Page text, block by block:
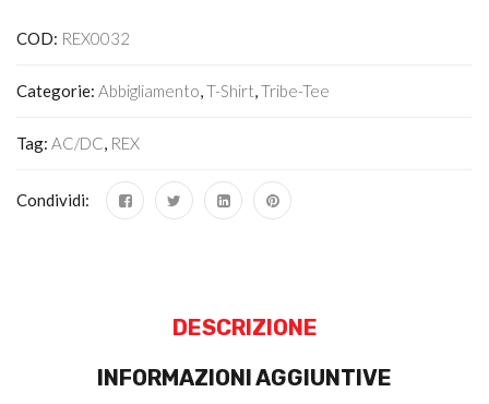
COD: REX0032
Categorie: Abbigliamento,T-Shirt,Tribe-Tee
Tag: AC/DC, REX
Condividi:
DESCRIZIONE
INFORMAZIONI AGGIUNTIVE